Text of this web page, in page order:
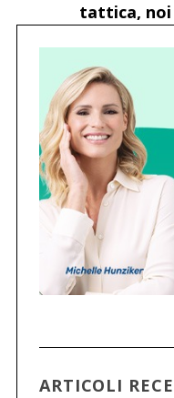
tattica, noi
ARTICOLI